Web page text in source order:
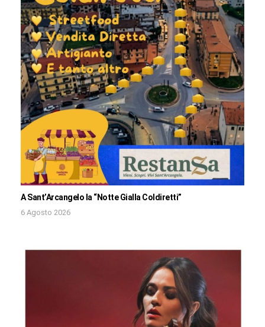
A Sant’Arcangelo la “Notte Gialla Coldiretti”
6 Agosto 2026